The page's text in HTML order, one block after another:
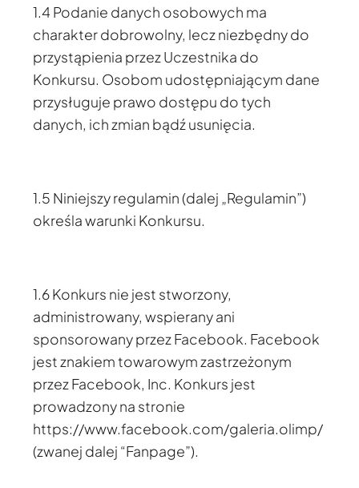
1.4 Podanie danych osobowych ma
charakter dobrowolny, lecz niezbędny do
przystąpienia przez Uczestnika do
Konkursu. Osobom udostępniającym dane
przysługuje prawo dostępu do tych
danych, ich zmian bądź usunięcia.
1.5 Niniejszy regulamin (dalej „Regulamin”)
określa warunki Konkursu.
1.6 Konkurs nie jest stworzony,
administrowany, wspierany ani
sponsorowany przez Facebook. Facebook
jest znakiem towarowym zastrzeżonym
przez Facebook, Inc. Konkurs jest
prowadzony na stronie
https://www.facebook.com/galeria.olimp/
(zwanej dalej “Fanpage”).